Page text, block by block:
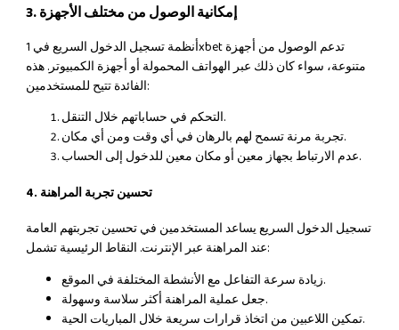
3. إمكانية الوصول من مختلف الأجهزة
أنظمة تسجيل الدخول السريع في 1xbet تدعم الوصول من أجهزة
متنوعة، سواء كان ذلك عبر الهواتف المحمولة أو أجهزة الكمبيوتر. هذه
الفائدة تتيح للمستخدمين:
التحكم في حساباتهم خلال التنقل.
تجربة مرنة تسمح لهم بالرهان في أي وقت ومن أي مكان.
عدم الارتباط بجهاز معين أو مكان معين للدخول إلى الحساب.
4. تحسين تجربة المراهنة
تسجيل الدخول السريع يساعد المستخدمين في تحسين تجربتهم العامة
عند المراهنة عبر الإنترنت. النقاط الرئيسية تشمل:
زيادة سرعة التفاعل مع الأنشطة المختلفة في الموقع.
جعل عملية المراهنة أكثر سلاسة وسهولة.
تمكين اللاعبين من اتخاذ قرارات سريعة خلال المباريات الحية.